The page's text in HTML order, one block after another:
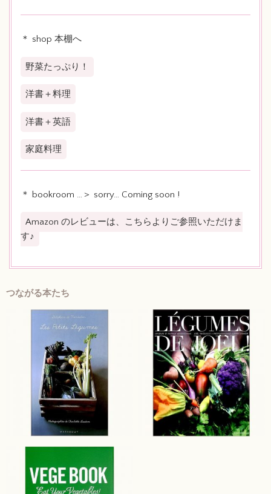
＊ shop 本棚へ
野菜たっぷり！
洋書＋料理
洋書＋英語
家庭料理
＊ bookroom …＞ sorry… Coming soon !
Amazon のレビューは、こちらよりご参照いただけま
す♪
つながる本たち